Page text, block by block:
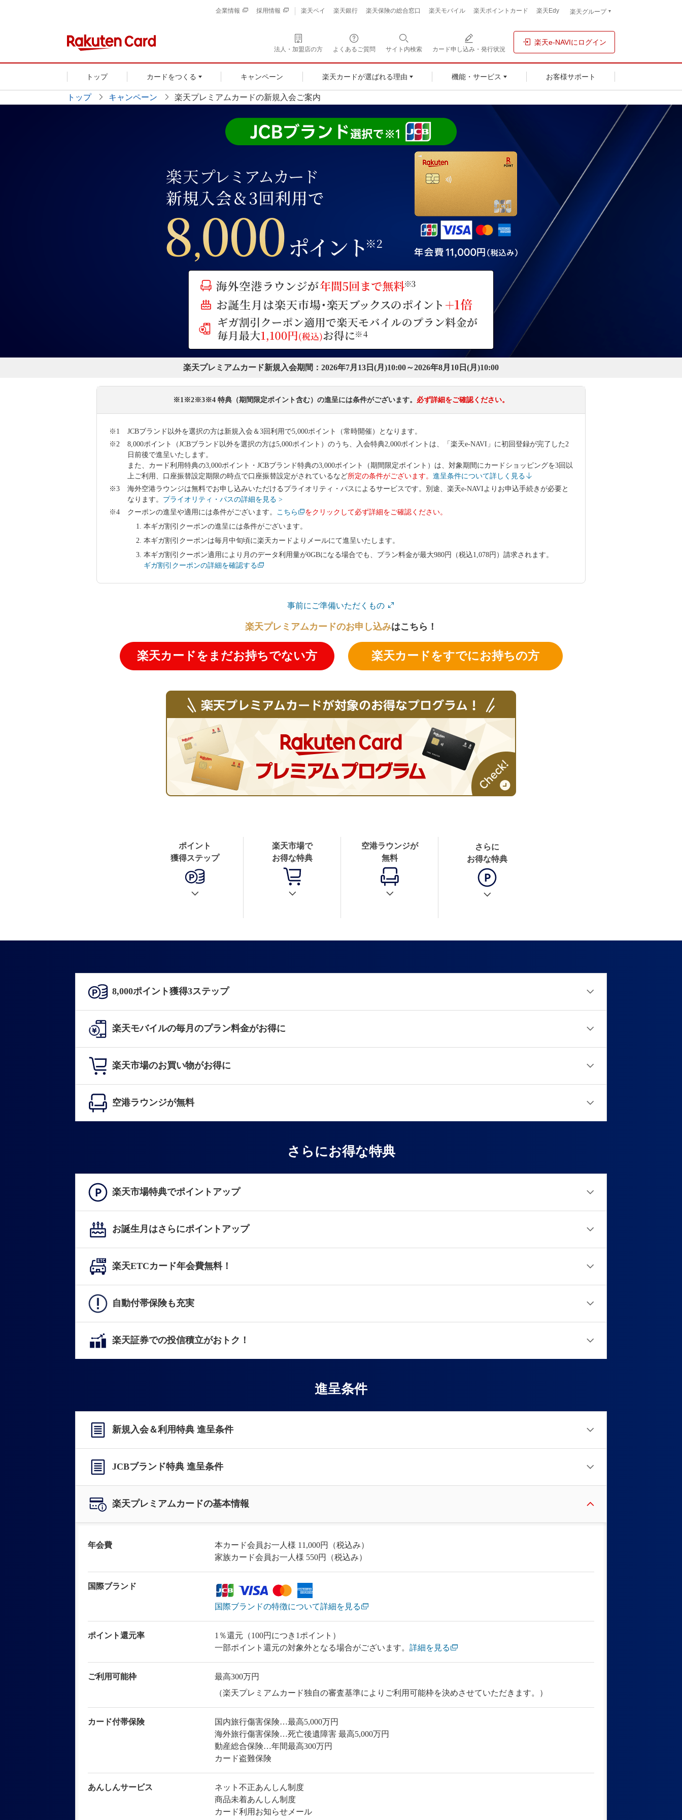
企業情報 採用情報 楽天ペイ 楽天銀行 楽天保険の総合窓口 楽天モバイル 楽天ポイントカード 楽天Edy 楽天グループ
法人・加盟店の方 よくあるご質問 サイト内検索 カード申し込み・発行状況
楽天e-NAVIにログイン
トップ カードをつくる キャンペーン 楽天カードが選ばれる理由 機能・サービス お客様サポート
トップ キャンペーン 楽天プレミアムカードの新規入会ご案内
楽天プレミアムカード新規入会期間： 2026年7月13日(月)10:00～2026年8月10日(月)10:00
※1※2※3※4 特典（期間限定ポイント含む）の進呈には条件がございます。 必ず詳細をご確認ください。
JCBブランド以外を選択の方は新規入会＆3回利用で5,000ポイント（常時開催）となります。
8,000ポイント（JCBブランド以外を選択の方は5,000ポイント）のうち、入会特典2,000ポイントは、「楽天e-NAVI」に初回登録が完了した2
日前後で進呈いたします。
また、カード利用特典の3,000ポイント・JCBブランド特典の3,000ポイント（期間限定ポイント）は、対象期間にカードショッピングを3回以
上ご利用、口座振替設定期限の時点で口座振替設定がされているなど所定の条件がございます。 進呈条件について詳しく見る
海外空港ラウンジは無料でお申し込みいただけるプライオリティ・パスによるサービスです。別途、楽天e-NAVIよりお申込手続きが必要と
なります。 プライオリティ・パスの詳細を見る >
クーポンの進呈や適用には条件がございます。
こちら をクリック して必ず詳細をご確認ください。
本ギガ割引クーポンの進呈には条件がございます。
本ギガ割引クーポンは毎月中旬頃に楽天カードよりメールにて進呈いたします。
本ギガ割引クーポン適用により月のデータ利用量が0GBになる場合でも、プラン料金が最大980円（税込1,078円）請求されます。
ギガ割引クーポンの詳細を確認する
事前にご準備いただくもの
楽天プレミアムカードのお申し込みはこちら！
楽天カードをまだお持ちでない方 楽天カードをすでにお持ちの方
ポイント
獲得ステップ
楽天市場で
お得な特典
空港ラウンジが
無料
さらに
お得な特典
8,000ポイント獲得3ステップ
楽天モバイルの毎月のプラン料金がお得に
楽天市場のお買い物がお得に
空港ラウンジが無料
さらにお得な特典
楽天市場特典でポイントアップ
お誕生月はさらにポイントアップ
楽天ETCカード年会費無料！
自動付帯保険も充実
楽天証券での投信積立がおトク！
進呈条件
新規入会＆利用特典 進呈条件
JCBブランド特典 進呈条件
楽天プレミアムカードの基本情報
年会費
本カード会員お一人様 11,000円（税込み）
家族カード会員お一人様 550円（税込み）
国際ブランド
国際ブランドの特徴について詳細を見る
ポイント還元率
1％還元（100円につき1ポイント）
一部ポイント還元の対象外となる場合がございます。 詳細を見る
ご利用可能枠
最高300万円
（楽天プレミアムカード独自の審査基準によりご利用可能枠を決めさせていただきます。）
カード付帯保険
国内旅行傷害保険…最高5,000万円
海外旅行傷害保険…死亡後遺障害 最高5,000万円
動産総合保険…年間最高300万円
カード盗難保険
あんしんサービス
ネット不正あんしん制度
商品未着あんしん制度
カード利用お知らせメール